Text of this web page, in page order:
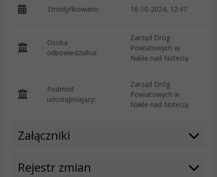
Zmodyfikowano: 16-10-2024, 12:47
Osoba
odpowiedzialna:
Zarząd Dróg
Powiatowych w
Nakle nad Notecią
Podmiot
udostępniający:
Zarząd Dróg
Powiatowych w
Nakle nad Notecią
Załączniki
Rejestr zmian